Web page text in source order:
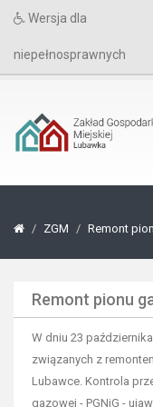
Wersja dla
niepełnosprawnych
ZGM Remont
Remont pionu
W dniu 23
związanych z
Lubawce. Kontrola
gazowej - PGNiG -